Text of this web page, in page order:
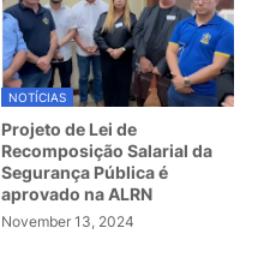
NOTÍCIAS
Projeto de Lei de
Recomposição Salarial da
Segurança Pública é
aprovado na ALRN
November 13, 2024